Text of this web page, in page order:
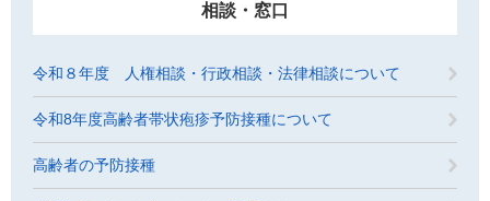
相談・窓口
令和８年度 人権相談・行政相談・法律相談について
令和8年度高齢者帯状疱疹予防接種について
高齢者の予防接種